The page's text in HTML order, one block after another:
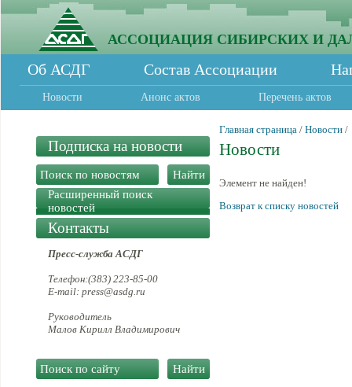
АССОЦИАЦИЯ СИБИРСКИХ И
Об АСДГ Состав Ассоциации
Новости Анонс актов Перечень актов
Подписка на новости
Расширенный поиск
новостей
Контакты
Пресс-служба АСДГ
Телефон:(383) 223-85-00
E-mail: press@asdg.ru
Руководитель
Малов Кирилл Владимирович
Главная страница / Новости /
Новости
Элемент не найден!
Возврат к списку новостей